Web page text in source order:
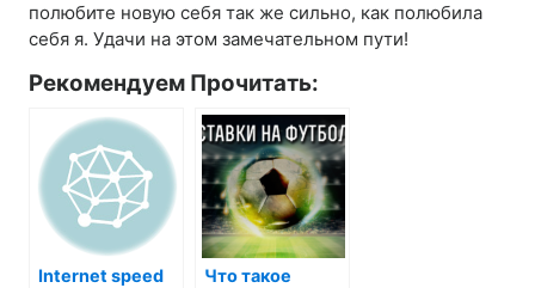
полюбите новую себя так же сильно, как полюбила
себя я. Удачи на этом замечательном пути!
Рекомендуем Прочитать:
Internet speed
Что такое